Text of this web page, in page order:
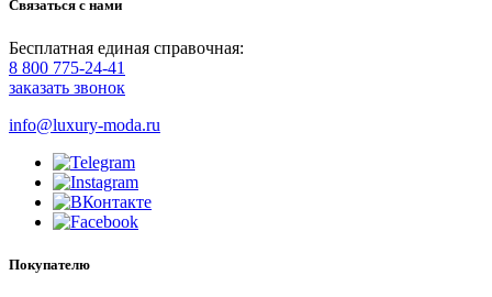
Связаться с нами
Бесплатная единая справочная:
8 800 775-24-41
заказать звонок
info@luxury-moda.ru
Покупателю